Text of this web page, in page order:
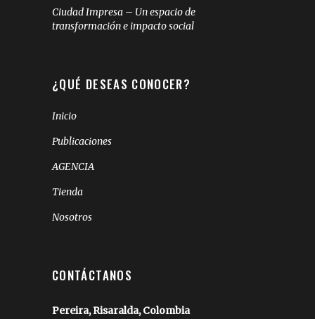
Ciudad Impresa – Un espacio de
transformación e impacto social
¿QUÉ DESEAS CONOCER?
Inicio
Publicaciones
AGENCIA
Tienda
Nosotros
CONTÁCTANOS
Pereira, Risaralda, Colombia